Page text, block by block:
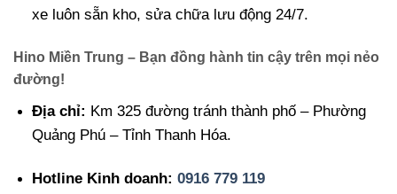
xe luôn sẵn kho, sửa chữa lưu động 24/7.
Hino Miền Trung – Bạn đồng hành tin cậy trên mọi nẻo
đường!
Địa chỉ: Km 325 đường tránh thành phố – Phường
Quảng Phú – Tỉnh Thanh Hóa.
Hotline Kinh doanh: 0916 779 119